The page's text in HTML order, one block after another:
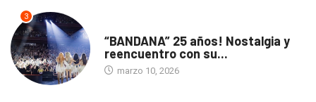
3
“BANDANA” 25 años! Nostalgia y
reencuentro con su...
marzo 10, 2026